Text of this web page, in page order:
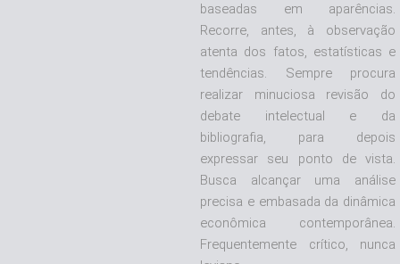
baseadas em aparências.
Recorre, antes, à observação
atenta dos fatos, estatísticas e
tendências. Sempre procura
realizar minuciosa revisão do
debate intelectual e da
bibliografia, para depois
expressar seu ponto de vista.
Busca alcançar uma análise
precisa e embasada da dinâmica
econômica contemporânea.
Frequentemente crítico, nunca